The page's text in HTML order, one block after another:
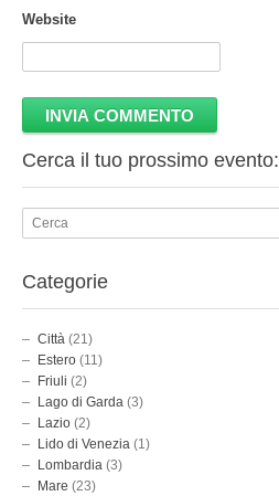
Website
Cerca il tuo prossimo evento:
Categorie
Città (21)
Estero (11)
Friuli (2)
Lago di Garda (3)
Lazio (2)
Lido di Venezia (1)
Lombardia (3)
Mare (23)